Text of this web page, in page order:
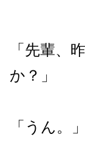
「先輩、
か？」
「うん。」